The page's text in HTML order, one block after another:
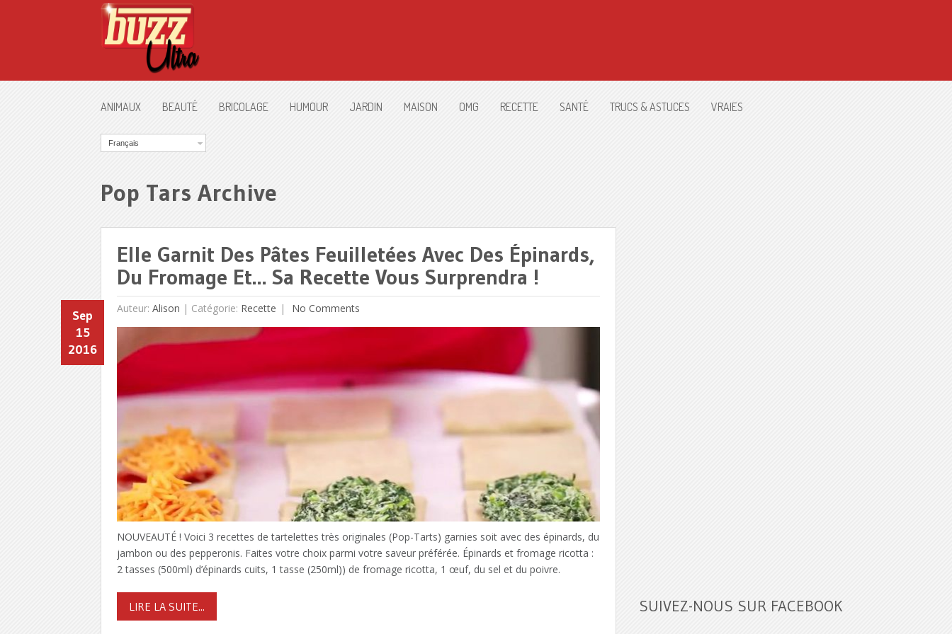
ANIMAUX BEAUTÉ BRICOLAGE HUMOUR JARDIN MAISON OMG RECETTE SANTÉ TRUCS & ASTUCES VRAIES
Français
Pop Tars Archive
Elle Garnit Des Pâtes Feuilletées Avec Des Épinards,
Du Fromage Et… Sa Recette Vous Surprendra !
Auteur: Alison |
Sep
15
2016
Catégorie: Recette No Comments
NOUVEAUTÉ ! Voici 3 recettes de tartelettes très originales (Pop-Tarts) garnies soit avec des épinards, du
jambon ou des pepperonis. Faites votre choix parmi votre saveur préférée. Épinards et fromage ricotta :
2 tasses (500ml) d’épinards cuits, 1 tasse (250ml)) de fromage ricotta, 1 œuf, du sel et du poivre.
LIRE LA SUITE... SUIVEZ-NOUS SUR FACEBOOK